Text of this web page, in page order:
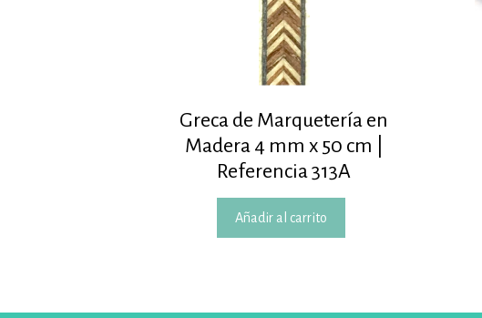
Greca de Marquetería en
Madera 4 mm x 50 cm |
Referencia 313A
Añadir al carrito